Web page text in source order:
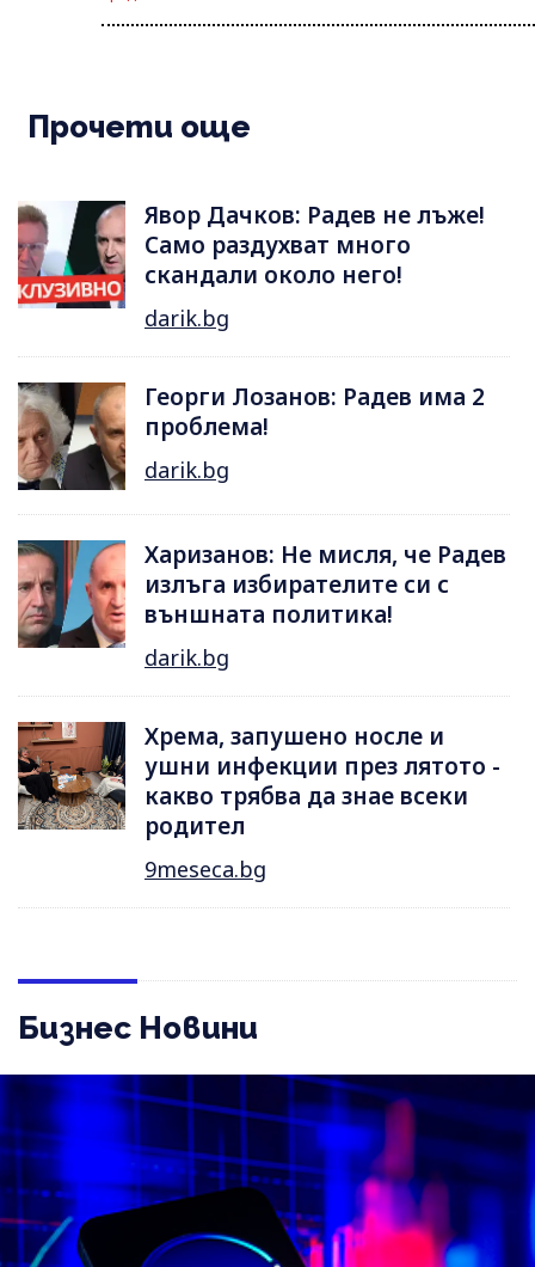
Прочети още
Явор Дачков: Радев не лъже!
Само раздухват много
скандали около него!
darik.bg
Георги Лозанов: Радев има 2
проблема!
darik.bg
Харизанов: Не мисля, че Радев
излъга избирателите си с
външната политика!
darik.bg
Хрема, запушено носле и
ушни инфекции през лятотo -
какво трябва да знае всеки
родител
9meseca.bg
Бизнес Новини